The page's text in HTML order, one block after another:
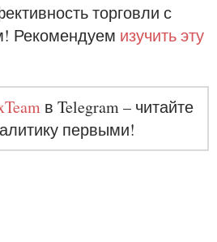
торговли с
Рекомендуем изучить эту
в Telegram – читайте
первыми!